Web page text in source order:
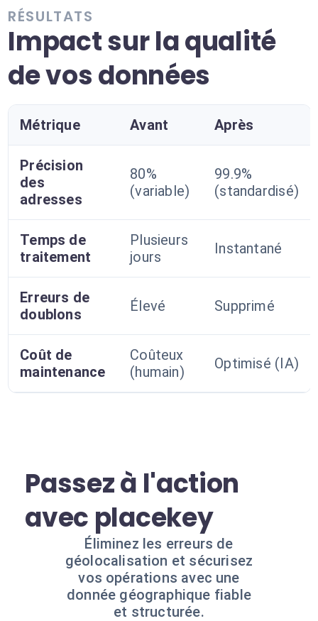
RÉSULTATS
Impact sur la qualité
de vos données
Métrique Avant Après
Précision
des
adresses
80%
(variable)
99.9%
(standardisé)
Temps de
traitement
Plusieurs
jours
Instantané
Erreurs de
doublons
Élevé Supprimé
Coût de
maintenance
Coûteux
(humain)
Optimisé (IA)
Passez à l'action
avec placekey
Éliminez les erreurs de
géolocalisation et sécurisez
vos opérations avec une
donnée géographique fiable
et structurée.